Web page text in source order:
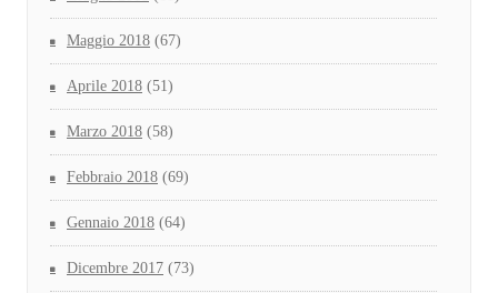
Maggio 2018 (67)
Aprile 2018 (51)
Marzo 2018 (58)
Febbraio 2018 (69)
Gennaio 2018 (64)
Dicembre 2017 (73)